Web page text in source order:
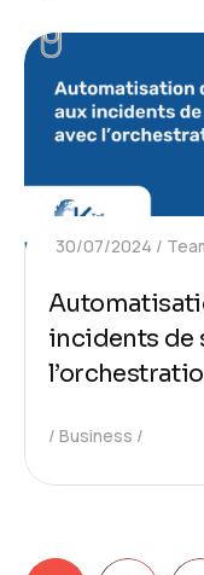
30/07/2024
incidents de
Business